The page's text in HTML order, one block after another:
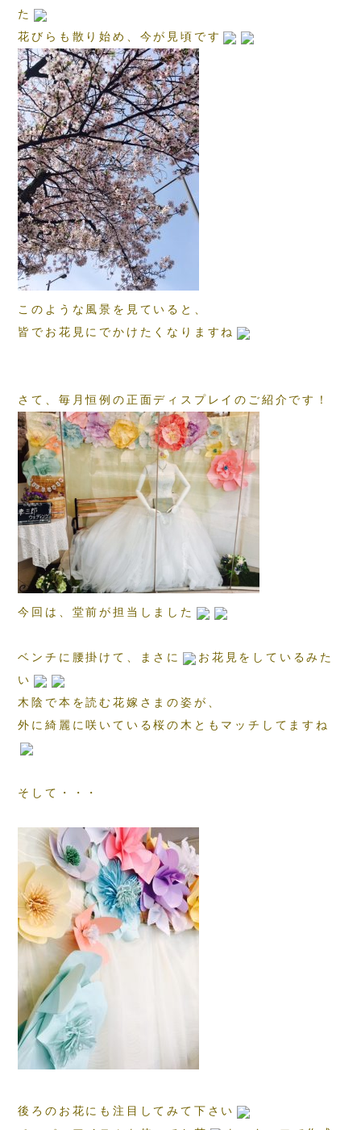
た
花びらも散り始め、今が見頃です
このような風景を見ていると、
皆でお花見にでかけたくなりますね
さて、毎月恒例の正面ディスプレイのご紹介です！
今回は、堂前が担当しました
ベンチに腰掛けて、まさに
お花見をしているみた
い
木陰で本を読む花嫁さまの姿が、
外に綺麗に咲いている桜の木ともマッチしてますね
そして・・・
後ろのお花にも注目してみて下さい